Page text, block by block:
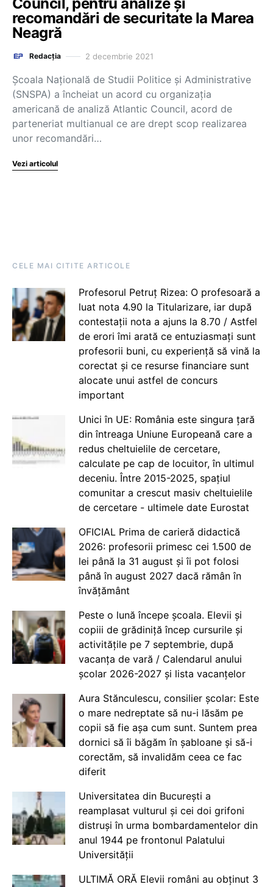
recomandări de securitate la Marea
Neagră
Redacția 2 decembrie 2021
Școala Națională de Studii Politice și Administrative
(SNSPA) a încheiat un acord cu organizația
americană de analiză Atlantic Council, acord de
parteneriat multianual ce are drept scop realizarea
unor recomandări…
Vezi articolul
CELE MAI CITITE ARTICOLE
Profesorul Petruț Rizea: O profesoară a
luat nota 4.90 la Titularizare, iar după
contestații nota a ajuns la 8.70 / Astfel
de erori îmi arată ce entuziasmați sunt
profesorii buni, cu experiență să vină la
corectat și ce resurse financiare sunt
alocate unui astfel de concurs
important
Unici în UE: România este singura țară
din întreaga Uniune Europeană care a
redus cheltuielile de cercetare,
calculate pe cap de locuitor, în ultimul
deceniu. Între 2015-2025, spațiul
comunitar a crescut masiv cheltuielile
de cercetare - ultimele date Eurostat
OFICIAL Prima de carieră didactică
2026: profesorii primesc cei 1.500 de
lei până la 31 august și îi pot folosi
până în august 2027 dacă rămân în
învățământ
Peste o lună începe școala. Elevii și
copiii de grădiniță încep cursurile și
activitățile pe 7 septembrie, după
vacanța de vară / Calendarul anului
școlar 2026-2027 și lista vacanțelor
Aura Stănculescu, consilier școlar: Este
o mare nedreptate să nu-i lăsăm pe
copii să fie așa cum sunt. Suntem prea
dornici să îi băgăm în șabloane și să-i
corectăm, să invalidăm ceea ce fac
diferit
Universitatea din București a
reamplasat vulturul și cei doi grifoni
distruși în urma bombardamentelor din
anul 1944 pe frontonul Palatului
Universității
ULTIMĂ ORĂ Elevii români au obținut 3